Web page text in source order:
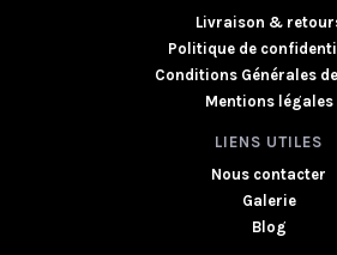
Livraison &
Politique de
Conditions Générales
Mentions légales
LIENS UTILES
Nous contacter
Galerie
Blog